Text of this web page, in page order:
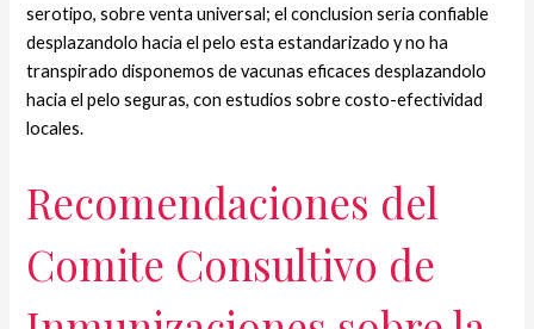
serotipo, sobre venta universal; el conclusion seri­a confiable
desplazandolo hacia el pelo esta estandarizado y no ha
transpirado disponemos de vacunas eficaces desplazandolo
hacia el pelo seguras, con estudios sobre costo-efectividad
locales.
Recomendaciones del
Comite Consultivo de